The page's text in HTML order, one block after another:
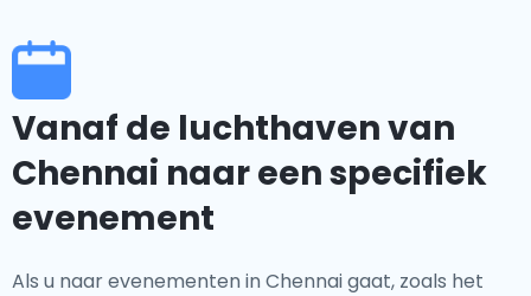
Vanaf de luchthaven van
Chennai naar een specifiek
evenement
Als u naar evenementen in Chennai gaat, zoals het